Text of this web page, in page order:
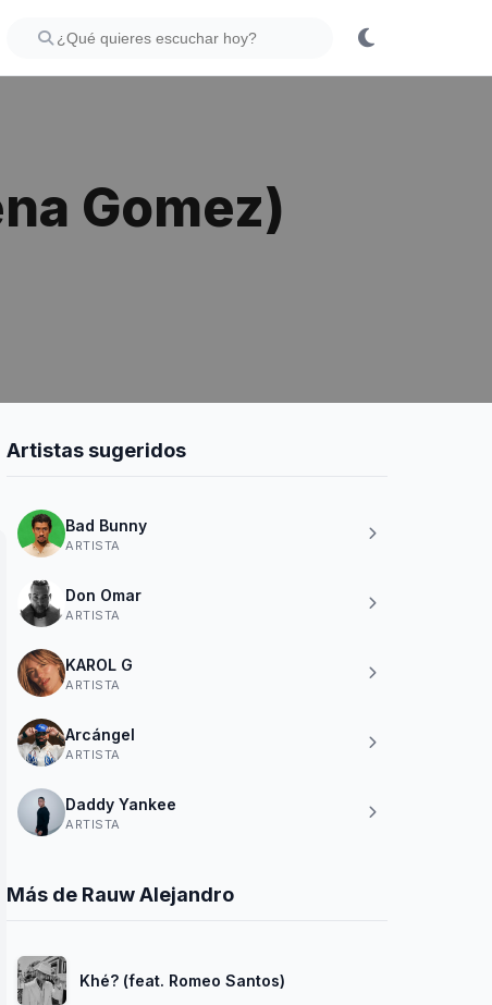
Gomez)
Artistas sugeridos
Bad Bunny
ARTISTA
Don Omar
ARTISTA
KAROL G
ARTISTA
Arcángel
ARTISTA
Daddy Yankee
ARTISTA
Más de Rauw Alejandro
Khé? (feat. Romeo Santos)